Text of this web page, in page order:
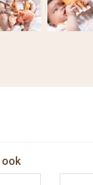
ook